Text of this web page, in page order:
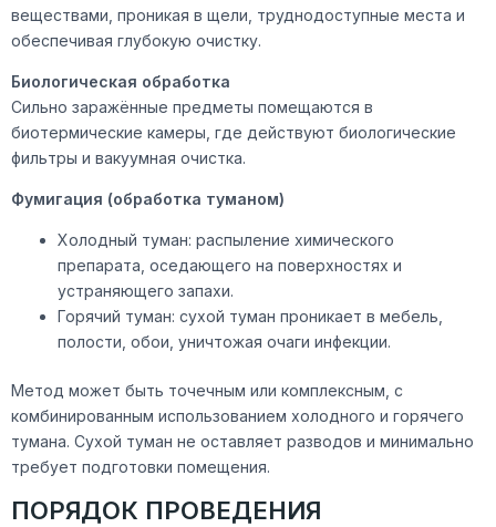
веществами, проникая в щели, труднодоступные места и
обеспечивая глубокую очистку.
Биологическая обработка
Сильно заражённые предметы помещаются в
биотермические камеры, где действуют биологические
фильтры и вакуумная очистка.
Фумигация (обработка туманом)
Холодный туман: распыление химического
препарата, оседающего на поверхностях и
устраняющего запахи.
Горячий туман: сухой туман проникает в мебель,
полости, обои, уничтожая очаги инфекции.
Метод может быть точечным или комплексным, с
комбинированным использованием холодного и горячего
тумана. Сухой туман не оставляет разводов и минимально
требует подготовки помещения.
ПОРЯДОК ПРОВЕДЕНИЯ